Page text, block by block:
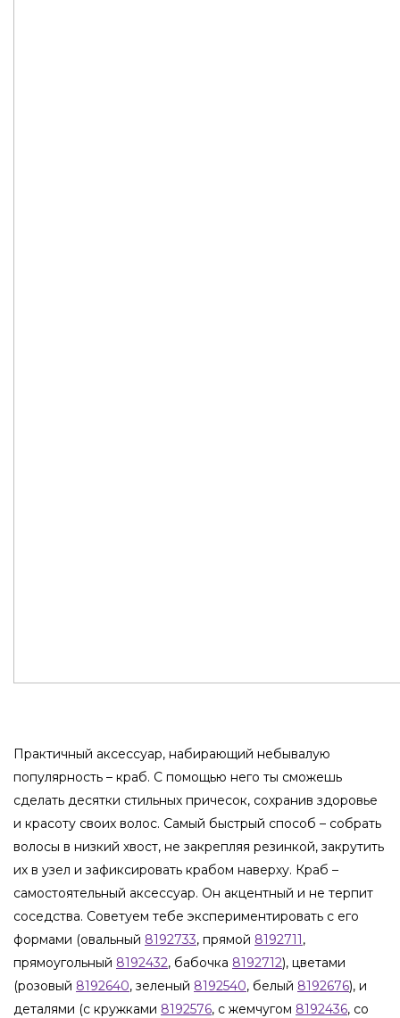
Практичный аксессуар, набирающий небывалую
популярность – краб. С помощью него ты сможешь
сделать десятки стильных причесок, сохранив здоровье
и красоту своих волос. Самый быстрый способ – собрать
волосы в низкий хвост, не закрепляя резинкой, закрутить
их в узел и зафиксировать крабом наверху. Краб –
самостоятельный аксессуар. Он акцентный и не терпит
соседства. Советуем тебе экспериментировать с его
формами (овальный 8192733, прямой 8192711,
прямоугольный 8192432, бабочка 8192712), цветами
(розовый 8192640, зеленый 8192540, белый 8192676), и
деталями (с кружками 8192576, с жемчугом 8192436, со